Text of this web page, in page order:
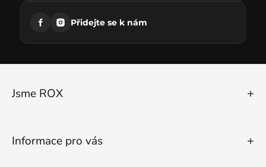
Přidejte se k nám
Jsme ROX
Informace pro vás